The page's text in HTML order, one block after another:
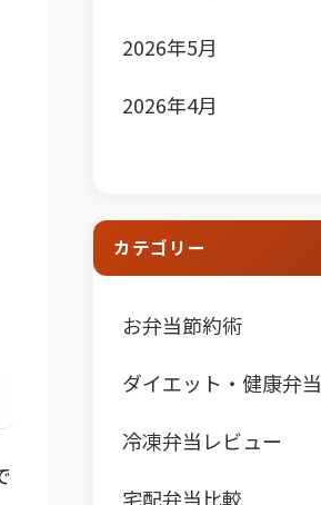
2026年5月
2026年4月
カテゴリー
お弁当節約術
ダイエット・健康弁当
冷凍弁当レビュー
宅配弁当比較